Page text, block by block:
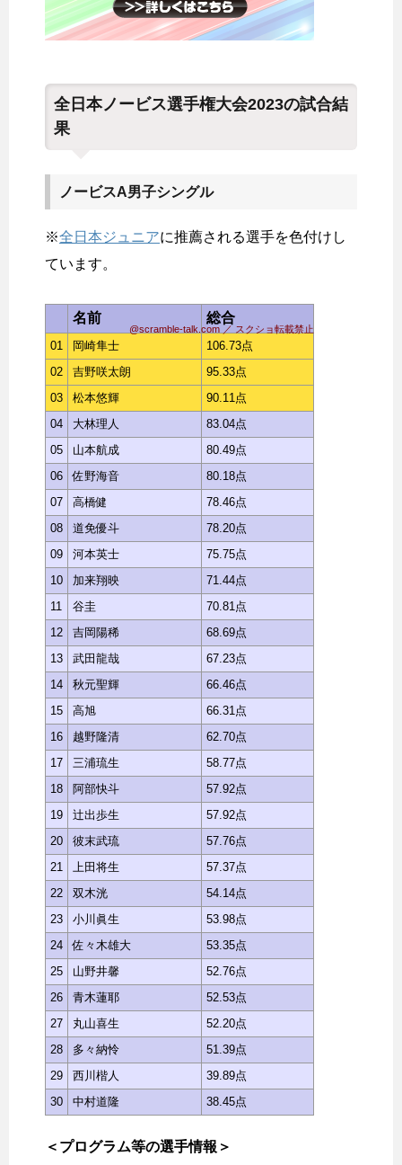
全日本ノービス選手権大会2023の試合結
果
ノービスA男子シングル
※全日本ジュニアに推薦される選手を色付けし
ています。
@scramble-talk.com ／ スクショ転載禁止
名前 総合
01 岡崎隼士
106.73点
02
吉野咲太朗
95.33点
03
松本悠輝
90.11点
04
大林理人
83.04点
05
山本航成
80.49点
06
佐野海音
80.18点
07
高橋健
78.46点
08
道免優斗
78.20点
09
河本英士
75.75点
10
加来翔映
71.44点
11
谷圭
70.81点
12
吉岡陽稀
68.69点
13
武田龍哉
67.23点
14
秋元聖輝
66.46点
15
高旭
66.31点
16
越野隆清
62.70点
17
三浦琉生
58.77点
18
阿部快斗
57.92点
19
辻出歩生
57.92点
20
彼末武琉
57.76点
21
上田将生
57.37点
22
双木洸
54.14点
23
小川眞生
53.98点
24
佐々木雄大
53.35点
25
山野井馨
52.76点
26
青木蓮耶
52.53点
27
丸山喜生
52.20点
28
多々納怜
51.39点
29
西川楷人
39.89点
30
中村道隆 38.45点
＜プログラム等の選手情報＞